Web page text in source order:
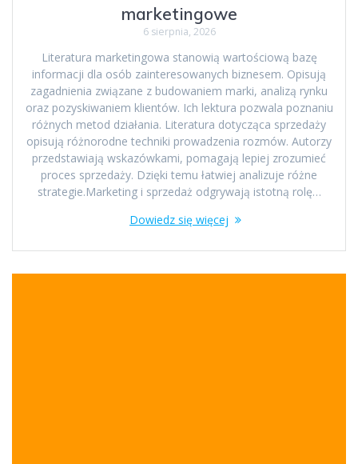
marketingowe
6 sierpnia, 2026
Literatura marketingowa stanowią wartościową bazę
informacji dla osób zainteresowanych biznesem. Opisują
zagadnienia związane z budowaniem marki, analizą rynku
oraz pozyskiwaniem klientów. Ich lektura pozwala poznaniu
różnych metod działania. Literatura dotycząca sprzedaży
opisują różnorodne techniki prowadzenia rozmów. Autorzy
przedstawiają wskazówkami, pomagają lepiej zrozumieć
proces sprzedaży. Dzięki temu łatwiej analizuje różne
strategie.Marketing i sprzedaż odgrywają istotną rolę…
Dowiedz się więcej